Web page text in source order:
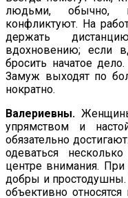
людьми, обычно,
конфликтуют. На
держать
вдохновению; если
бросить начатое
Замуж выходят по
нократно.
Валериевны.
упрям­ством и
обязательно
одеваться
центре внимания.
добры и
объективно